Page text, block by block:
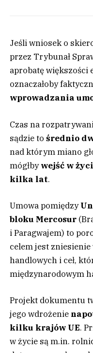
Jeśli wniosek o
przez Trybunał
aprobatę większości
oznaczałoby
wprowadzania
Czas na
sądzie to średnio
nad którym miano
mógłbywejść w
kilka lat.
Umowa pomiędzy
bloku Mercosur
i Paragwajem) to
celem jest
handlowych i ceł,
międzynarodowym
Projekt dokumentu
jego wdrożenie
kilku krajów UE.
w życie są m.in.